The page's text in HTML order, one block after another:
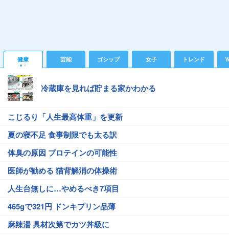
健康 芸能 ゴシップ 女子 トレンド
冷蔵庫を見れば貯まる家かわかる
こじるり「人生最高体重」を更新
夏の寝不足 食事制限でも太る訳
体臭の原因 プロテインの可能性
医師が勧める 猫背解消の体操術
人生台無しに…やめるべき7項目
465gで321円 ドンキプリン品薄
麻辣湯 具材次第でカツ丼級に